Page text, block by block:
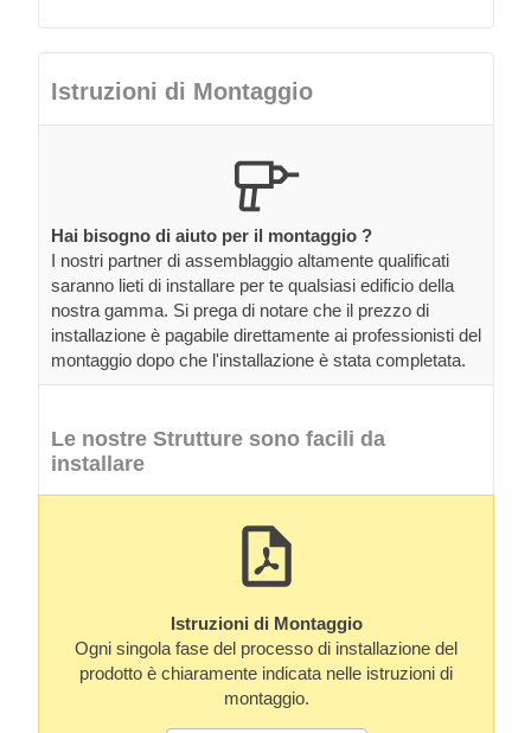
Istruzioni di Montaggio
Hai bisogno di aiuto per il montaggio ?
I nostri partner di assemblaggio altamente qualificati
saranno lieti di installare per te qualsiasi edificio della
nostra gamma. Si prega di notare che il prezzo di
installazione è pagabile direttamente ai professionisti del
montaggio dopo che l'installazione è stata completata.
Le nostre Strutture sono facili da
installare
Istruzioni di Montaggio
Ogni singola fase del processo di installazione del
prodotto è chiaramente indicata nelle istruzioni di
montaggio.